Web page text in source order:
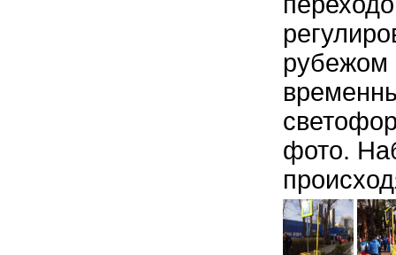
рубежом
фото.